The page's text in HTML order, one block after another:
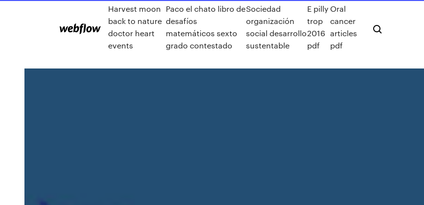
Harvest moon
back to nature
doctor heart
events
Paco el chato libro de
desafíos
matemáticos sexto
grado contestado
Sociedad
organización
social desarrollo
sustentable
E pilly
trop
2016
pdf
Oral
cancer
articles
pdf